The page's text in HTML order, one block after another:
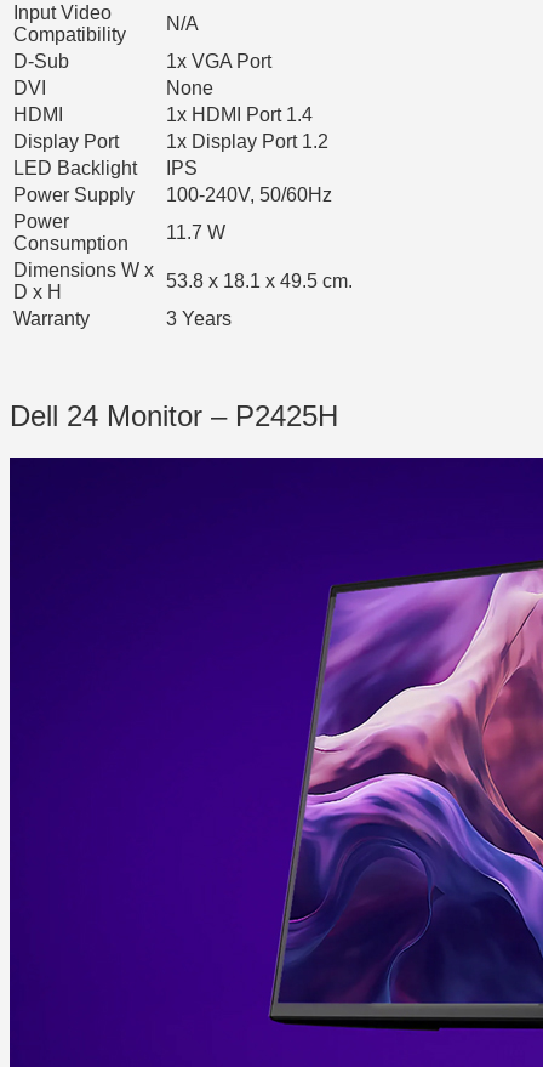
Input Video
Compatibility
N/A
D-Sub
1x VGA Port
DVI
None
HDMI
1x HDMI Port 1.4
Display Port
1x Display Port 1.2
LED Backlight
IPS
Power Supply
100-240V, 50/60Hz
Power
Consumption
11.7 W
Dimensions W x
D x H
53.8 x 18.1 x 49.5 cm.
Warranty
3 Years
Dell 24 Monitor – P2425H